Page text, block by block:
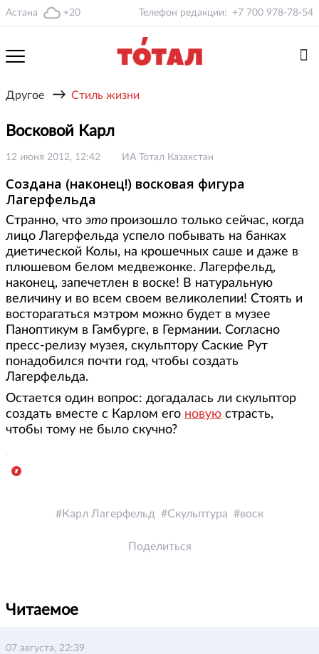
Астана +20 Телефон редакции: +7 700 978-78-54
Другое → Стиль жизни
Восковой Карл
12 июня 2012, 12:42 ИА Тотал Казахстан
Создана (наконец!) восковая фигура
Лагерфельда
Странно, что это произошло только сейчас, когда
лицо Лагерфельда успело побывать на банках
диетической Колы, на крошечных саше и даже в
плюшевом белом медвежонке. Лагерфельд,
наконец, запечетлен в воске! В натуральную
величину и во всем своем великолепии! Стоять и
восторагаться мэтром можно будет в музее
Паноптикум в Гамбурге, в Германии. Согласно
пресс-релизу музея, скульптору Саские Рут
понадобился почти год, чтобы создать
Лагерфельда.
Остается один вопрос: догадалась ли скульптор
создать вместе с Карлом его новую страсть,
чтобы тому не было скучно?
Карл Лагерфельд Скульптура воск
Поделиться
Читаемое
07 августа, 22:39